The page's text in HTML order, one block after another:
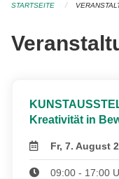
STARTSEITE
Kreativität in
Fr, 7. August
09:00 - 17:00